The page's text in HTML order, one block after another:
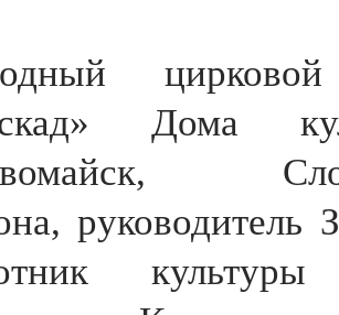
цирковой
Дома
руководитель
культуры